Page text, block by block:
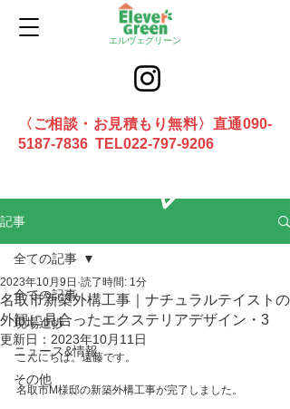
エルヴェグリーン
〈ご相談・お見積もり無料〉直通090-
5187-7836 TEL022-797-9206
記事
全ての記事
現場進捗
ニュース&情報
その他
全ての記事
名取市新築外構工事｜ナチュラルテイストの
外観に見合ったエクステリアデザイン・3
2023年10月9日 読了時間: 1分
更新日： 2023年10月11日
こんにちは。遠藤です。
名取市M様邸の新築外構工事が完了しました。